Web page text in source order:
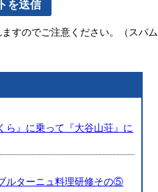
すのでご注意ください。（スパム
ら』に乗って『大谷山荘』に
ルターニュ料理研修その⑤